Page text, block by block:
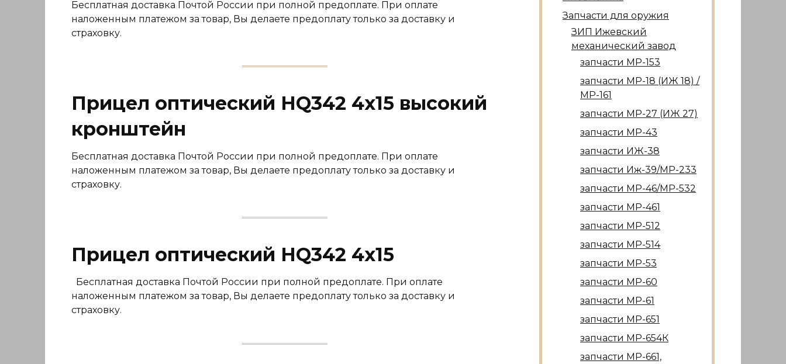
Бесплатная доставка Почтой России при полной предоплате. При оплате
наложенным платежом за товар, Вы делаете предоплату только за доставку и
страховку.
Прицел оптический HQ342 4х15 высокий
кронштейн
Бесплатная доставка Почтой России при полной предоплате. При оплате
наложенным платежом за товар, Вы делаете предоплату только за доставку и
страховку.
Прицел оптический HQ342 4х15
Бесплатная доставка Почтой России при полной предоплате. При оплате
наложенным платежом за товар, Вы делаете предоплату только за доставку и
страховку.
Запчасти для оружия
ЗИП Ижевский
механический завод
запчасти МР-153
запчасти МР-18 (ИЖ 18) /
МР-161
запчасти МР-27 (ИЖ 27)
запчасти МР-43
запчасти ИЖ-38
запчасти Иж-39/МР-233
запчасти МР-46/МР-532
запчасти МР-461
запчасти МР-512
запчасти МР-514
запчасти МР-53
запчасти МР-60
запчасти МР-61
запчасти МР-651
запчасти МР-654К
запчасти МР-661,